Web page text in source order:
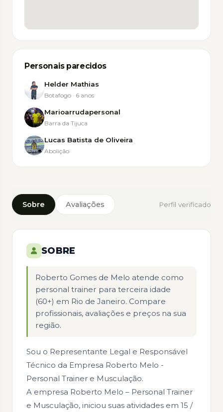
Sobre Avaliações Perfil verificado
SOBRE
Roberto Gomes de Melo atende como
personal trainer para terceira idade
(60+) em Rio de Janeiro. Compare
profissionais, avaliações e preços na sua
região.
Sou o Representante Legal e Responsável
Técnico da Empresa Roberto Melo -
Personal Trainer e Musculação.
A empresa Roberto Melo – Personal Trainer
e Musculação, iniciou suas atividades em 15 /
Personais parecidos
Helder Mathias
Botafogo · 6 anos
Marioarrudapersonal
Barra da Tijuca
Lucas Batista de Oliveira
Abolição